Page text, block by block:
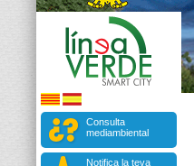
Consulta
mediambiental
Notifica la teva